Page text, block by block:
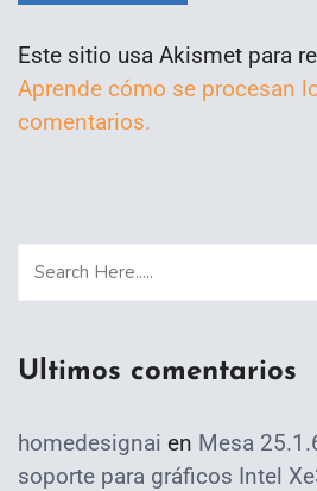
Este sitio usa Akismet para
Aprende cómo se procesan
comentarios.
Ultimos comentarios
homedesignai en Mesa
soporte para gráficos Intel